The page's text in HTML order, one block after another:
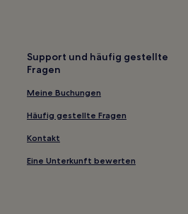
Support und häufig gestellte
Fragen
Meine Buchungen
Häufig gestellte Fragen
Kontakt
Eine Unterkunft bewerten